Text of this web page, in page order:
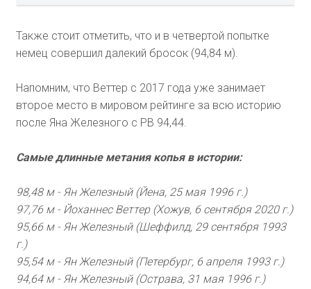
Также стоит отметить, что и в четвертой попытке
немец совершил далекий бросок (94,84 м).
Напомним, что Веттер с 2017 года уже занимает
второе место в мировом рейтинге за всю историю
после Яна Железного с PB 94,44.
Самые длинные метания копья в истории:
98,48 м - Ян Железный (Йена, 25 мая 1996 г.)
97,76 м - Йоханнес Веттер (Хожув, 6 сентября 2020 г.)
95,66 м - Ян Железный (Шеффилд, 29 сентября 1993
г.)
95,54 м - Ян Железный (Петербург, 6 апреля 1993 г.)
94,64 м - Ян Железный (Острава, 31 мая 1996 г.)